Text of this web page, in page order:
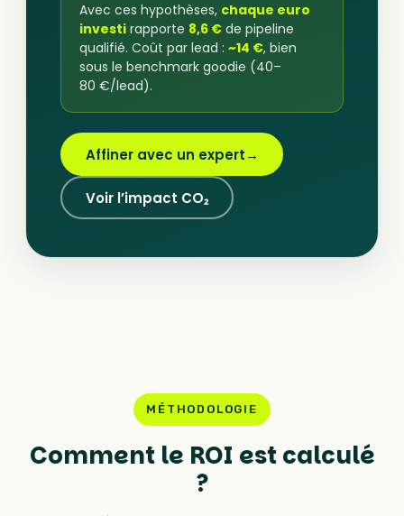
Avec ces hypothèses, chaque euro
investi rapporte 8,6 € de pipeline
qualifié. Coût par lead : ~14 €, bien
sous le benchmark goodie (40–
80 €/lead).
Affiner avec un expert→
Voir l’impact CO₂
MÉTHODOLOGIE
Comment le ROI est calculé
?